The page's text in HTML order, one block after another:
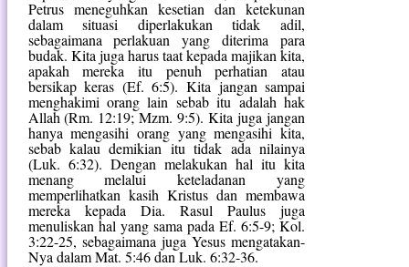
Petrus meneguhkan kesetian dan ketekunan
dalam situasi diperlakukan tidak adil,
sebagaimana perlakuan yang diterima para
budak. Kita juga harus taat kepada majikan kita,
apakah mereka itu penuh perhatian atau
bersikap keras (Ef. 6:5). Kita jangan sampai
menghakimi orang lain sebab itu adalah hak
Allah (Rm. 12:19; Mzm. 9:5). Kita juga jangan
hanya mengasihi orang yang mengasihi kita,
sebab kalau demikian itu tidak ada nilainya
(Luk. 6:32). Dengan melakukan hal itu kita
menang melalui keteladanan yang
memperlihatkan kasih Kristus dan membawa
mereka kepada Dia. Rasul Paulus juga
menuliskan hal yang sama pada Ef. 6:5-9; Kol.
3:22-25, sebagaimana juga Yesus mengatakan-
Nya dalam Mat. 5:46 dan Luk. 6:32-36.